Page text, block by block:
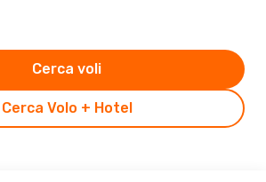
Cerca Volo + Hotel
Cerca voli